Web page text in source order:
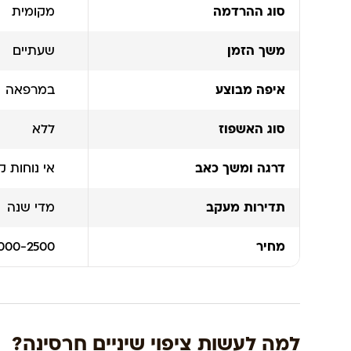
סוג ההרדמה מקומית
משך הזמן שעתיים
איפה מבוצע במרפאה
סוג האשפוז ללא
דרגה ומשך כאב אי נוחות
תדירות מעקב מדי שנה
מחיר 1000-2500
למה לעשות ציפוי שיניים חרסינה?